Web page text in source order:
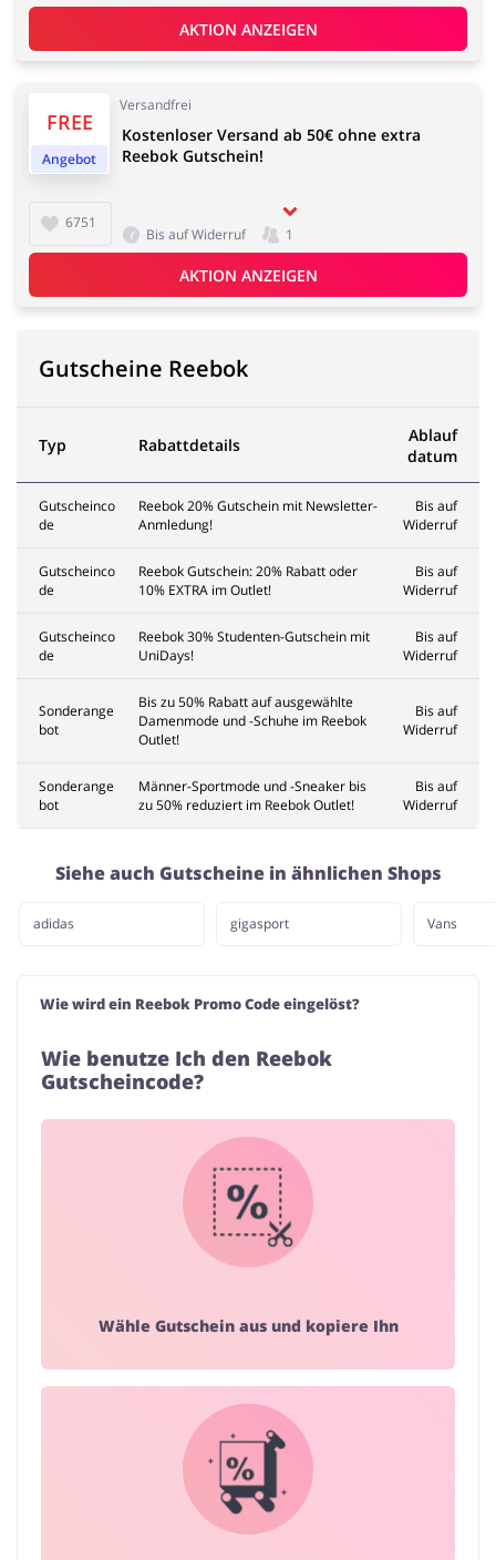
AKTION ANZEIGEN
FREE
Angebot
Versandfrei
6751
Kostenloser Versand ab 50€ ohne extra
Reebok Gutschein!
Bis auf Widerruf 1
AKTION ANZEIGEN
Gutscheine Reebok
Typ Rabattdetails
Ablauf
datum
Gutscheinco
de
Reebok 20% Gutschein mit Newsletter-
Anmledung!
Bis auf
Widerruf
Gutscheinco
de
Reebok Gutschein: 20% Rabatt oder
10% EXTRA im Outlet!
Bis auf
Widerruf
Gutscheinco
de
Reebok 30% Studenten-Gutschein mit
UniDays!
Bis auf
Widerruf
Sonderange
bot
Bis zu 50% Rabatt auf ausgewählte
Damenmode und -Schuhe im Reebok
Outlet!
Bis auf
Widerruf
Sonderange
bot
Männer-Sportmode und -Sneaker bis
zu 50% reduziert im Reebok Outlet!
Bis auf
Widerruf
Siehe auch Gutscheine in ähnlichen Shops
adidas gigasport Vans
Wie wird ein Reebok Promo Code eingelöst?
Wie benutze Ich den Reebok
Gutscheincode?
Wähle Gutschein aus und kopiere Ihn